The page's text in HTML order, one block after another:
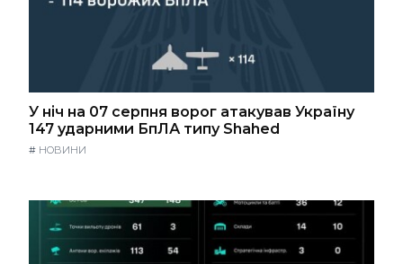
У ніч на 07 серпня ворог атакував Україну
147 ударними БпЛА типу Shahed
# НОВИНИ